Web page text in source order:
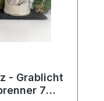
- Grablicht
7